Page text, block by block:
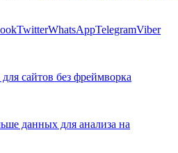
TwitterWhatsAppTelegramViber
сайтов без фреймворка
данных для анализа на